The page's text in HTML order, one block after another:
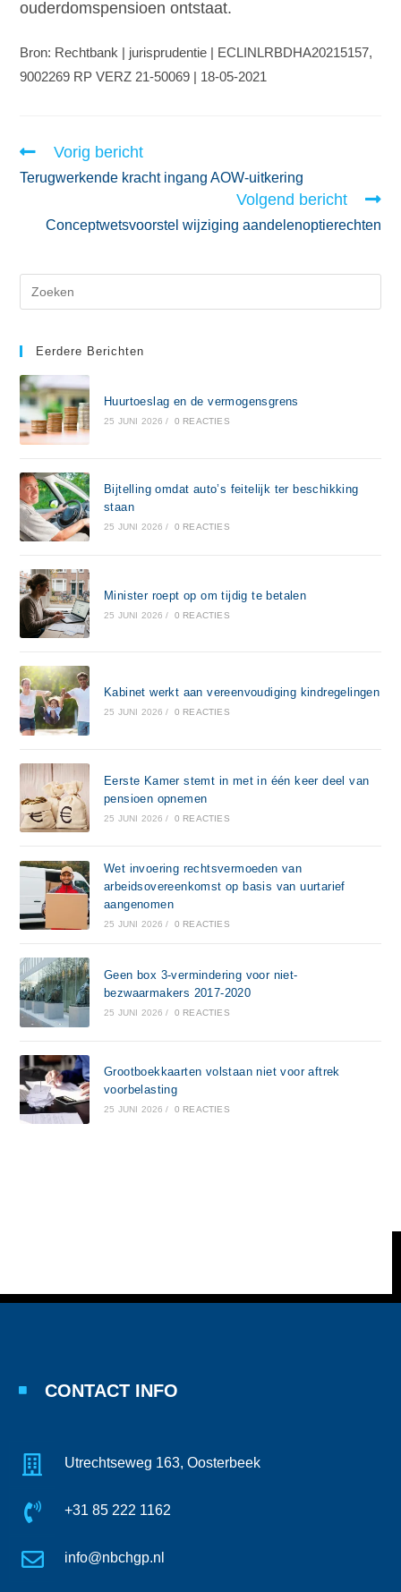
ouderdomspensioen ontstaat.
Bron: Rechtbank | jurisprudentie | ECLINLRBDHA20215157,
9002269 RP VERZ 21-50069 | 18-05-2021
Vorig bericht
Terugwerkende kracht ingang AOW-uitkering
Volgend bericht
Conceptwetsvoorstel wijziging aandelenoptierechten
Eerdere Berichten
Huurtoeslag en de vermogensgrens
25 JUNI 2026 / 0 REACTIES
Bijtelling omdat auto’s feitelijk ter beschikking
staan
25 JUNI 2026 / 0 REACTIES
Minister roept op om tijdig te betalen
25 JUNI 2026 / 0 REACTIES
Kabinet werkt aan vereenvoudiging kindregelingen
25 JUNI 2026 / 0 REACTIES
Eerste Kamer stemt in met in één keer deel van
pensioen opnemen
25 JUNI 2026 / 0 REACTIES
Wet invoering rechtsvermoeden van
arbeidsovereenkomst op basis van uurtarief
aangenomen
25 JUNI 2026 / 0 REACTIES
Geen box 3-vermindering voor niet-
bezwaarmakers 2017-2020
25 JUNI 2026 / 0 REACTIES
Grootboekkaarten volstaan niet voor aftrek
voorbelasting
25 JUNI 2026 / 0 REACTIES
CONTACT INFO
Utrechtseweg 163, Oosterbeek
+31 85 222 1162
info@nbchgp.nl